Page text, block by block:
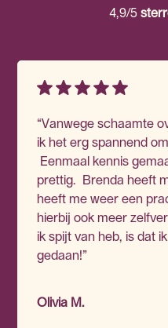
4,9/5
“Vanwege schaamte
ik het erg spannend
Eenmaal kennis
prettig. Brenda heeft
heeft me weer een
hierbij ook meer
ik spijt van heb, is dat
gedaan!”
Olivia M.